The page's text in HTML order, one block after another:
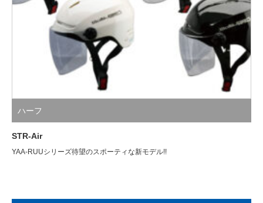
ハーフ
STR-Air
YAA-RUUシリーズ待望のスポーティな新モデル!!